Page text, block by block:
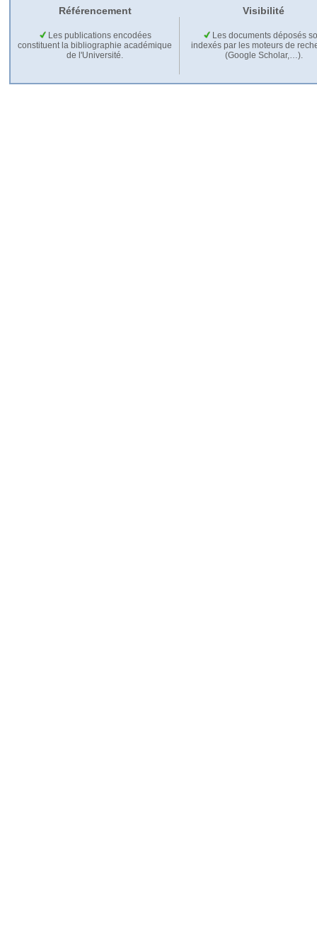
Référencement Visibilité
Les publications encodées
constituent la bibliographie académique
de l'Université.
Les documents déposés
indexés par les moteurs de
(Google Scholar,…).